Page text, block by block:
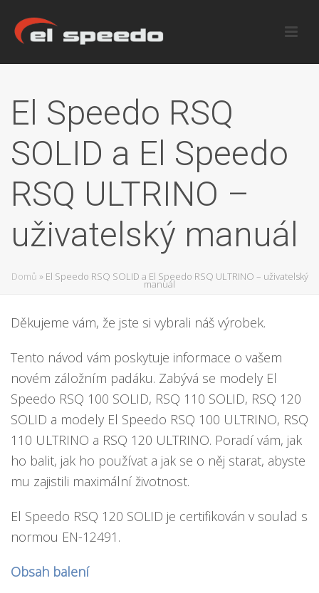
El Speedo RSQ
SOLID a El Speedo
RSQ ULTRINO –
uživatelský manuál
Domů » El Speedo RSQ SOLID a El Speedo RSQ ULTRINO – uživatelský
manuál
Děkujeme vám, že jste si vybrali náš výrobek.
Tento návod vám poskytuje informace o vašem
novém záložním padáku. Zabývá se modely El
Speedo RSQ 100 SOLID, RSQ 110 SOLID, RSQ 120
SOLID a modely El Speedo RSQ 100 ULTRINO, RSQ
110 ULTRINO a RSQ 120 ULTRINO. Poradí vám, jak
ho balit, jak ho používat a jak se o něj starat, abyste
mu zajistili maximální životnost.
El Speedo RSQ 120 SOLID je certifikován v soulad s
normou EN-12491.
Obsah balení